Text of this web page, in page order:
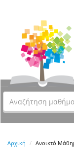
Αρχική Ανοικτό